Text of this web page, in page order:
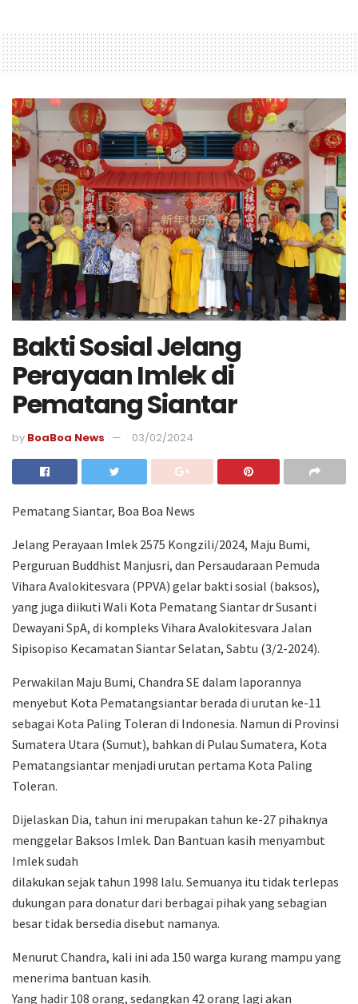
Bakti Sosial Jelang
Perayaan Imlek di
Pematang Siantar
by BoaBoa News 03/02/2024
Pematang Siantar, Boa Boa News
Jelang Perayaan Imlek 2575 Kongzili/2024, Maju Bumi,
Perguruan Buddhist Manjusri, dan Persaudaraan Pemuda
Vihara Avalokitesvara (PPVA) gelar bakti sosial (baksos),
yang juga diikuti Wali Kota Pematang Siantar dr Susanti
Dewayani SpA, di kompleks Vihara Avalokitesvara Jalan
Sipisopiso Kecamatan Siantar Selatan, Sabtu (3/2-2024).
Perwakilan Maju Bumi, Chandra SE dalam laporannya
menyebut Kota Pematangsiantar berada di urutan ke-11
sebagai Kota Paling Toleran di Indonesia. Namun di Provinsi
Sumatera Utara (Sumut), bahkan di Pulau Sumatera, Kota
Pematangsiantar menjadi urutan pertama Kota Paling
Toleran.
Dijelaskan Dia, tahun ini merupakan tahun ke-27 pihaknya
menggelar Baksos Imlek. Dan Bantuan kasih menyambut
Imlek sudah
dilakukan sejak tahun 1998 lalu. Semuanya itu tidak terlepas
dukungan para donatur dari berbagai pihak yang sebagian
besar tidak bersedia disebut namanya.
Menurut Chandra, kali ini ada 150 warga kurang mampu yang
menerima bantuan kasih.
Yang hadir 108 orang, sedangkan 42 orang lagi akan